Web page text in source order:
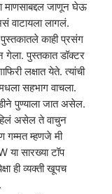
माणसाबद्दल जाणून घेऊ
वाटायला लागलं.
काही प्रसंग
पुस्तकात डॉक्टर
लक्षात येते. त्यांची
सहभाग वाचला.
पुण्याला जात असेल.
असेल ते वाचुन
गम्मत म्हणजे मी
या सारख्या टॉप
ही व्यक्ती खूपच